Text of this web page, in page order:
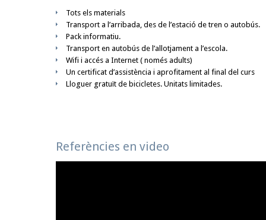
Tots els materials
Transport a l’arribada, des de l’estació de tren o autobús.
Pack informatiu.
Transport en autobús de l’allotjament a l’escola.
Wifi i accés a Internet ( només adults)
Un certificat d’assistència i aprofitament al final del curs
Lloguer gratuït de bicicletes. Unitats limitades.
Referències en video